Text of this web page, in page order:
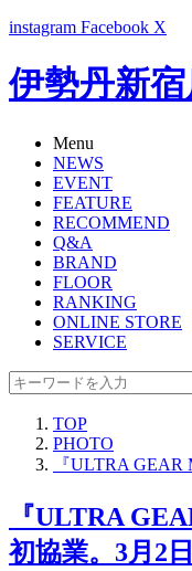
instagram Facebook X
伊勢丹新
Menu
NEWS
EVENT
FEATURE
RECOMMEND
Q&A
BRAND
FLOOR
RANKING
ONLINE STORE
SERVICE
TOP
PHOTO
『ULTRA
『ULTRA
初協業。3月2